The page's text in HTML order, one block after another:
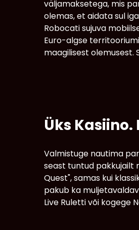
väljamaksetega, mis
olemas, et aidata sul
Robocati sujuva
Euro-algse
maagilisest olemusest.
Üks
Valmistuge nautima
seast tuntud pakkujailt
Quest", samas kui
pakub ka
Live Ruletti või kogege